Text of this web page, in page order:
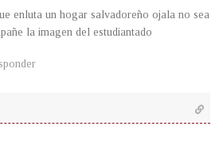
enluta un hogar salvadoreño ojala no sea
la imagen del estudiantado